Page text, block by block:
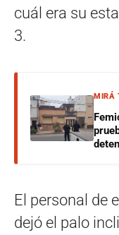
cuál era su
3.
MIRÁ
El personal de
dejó el palo